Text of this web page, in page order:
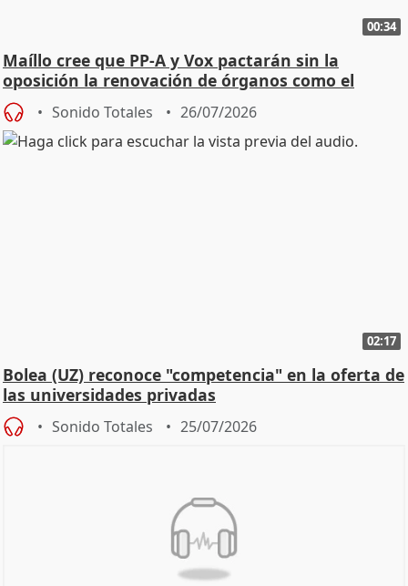
00:34
Maíllo cree que PP-A y Vox pactarán sin la
oposición la renovación de órganos como el
Defensor
Sonido Totales 26/07/2026
02:17
Bolea (UZ) reconoce "competencia" en la oferta de
las universidades privadas
Sonido Totales 25/07/2026